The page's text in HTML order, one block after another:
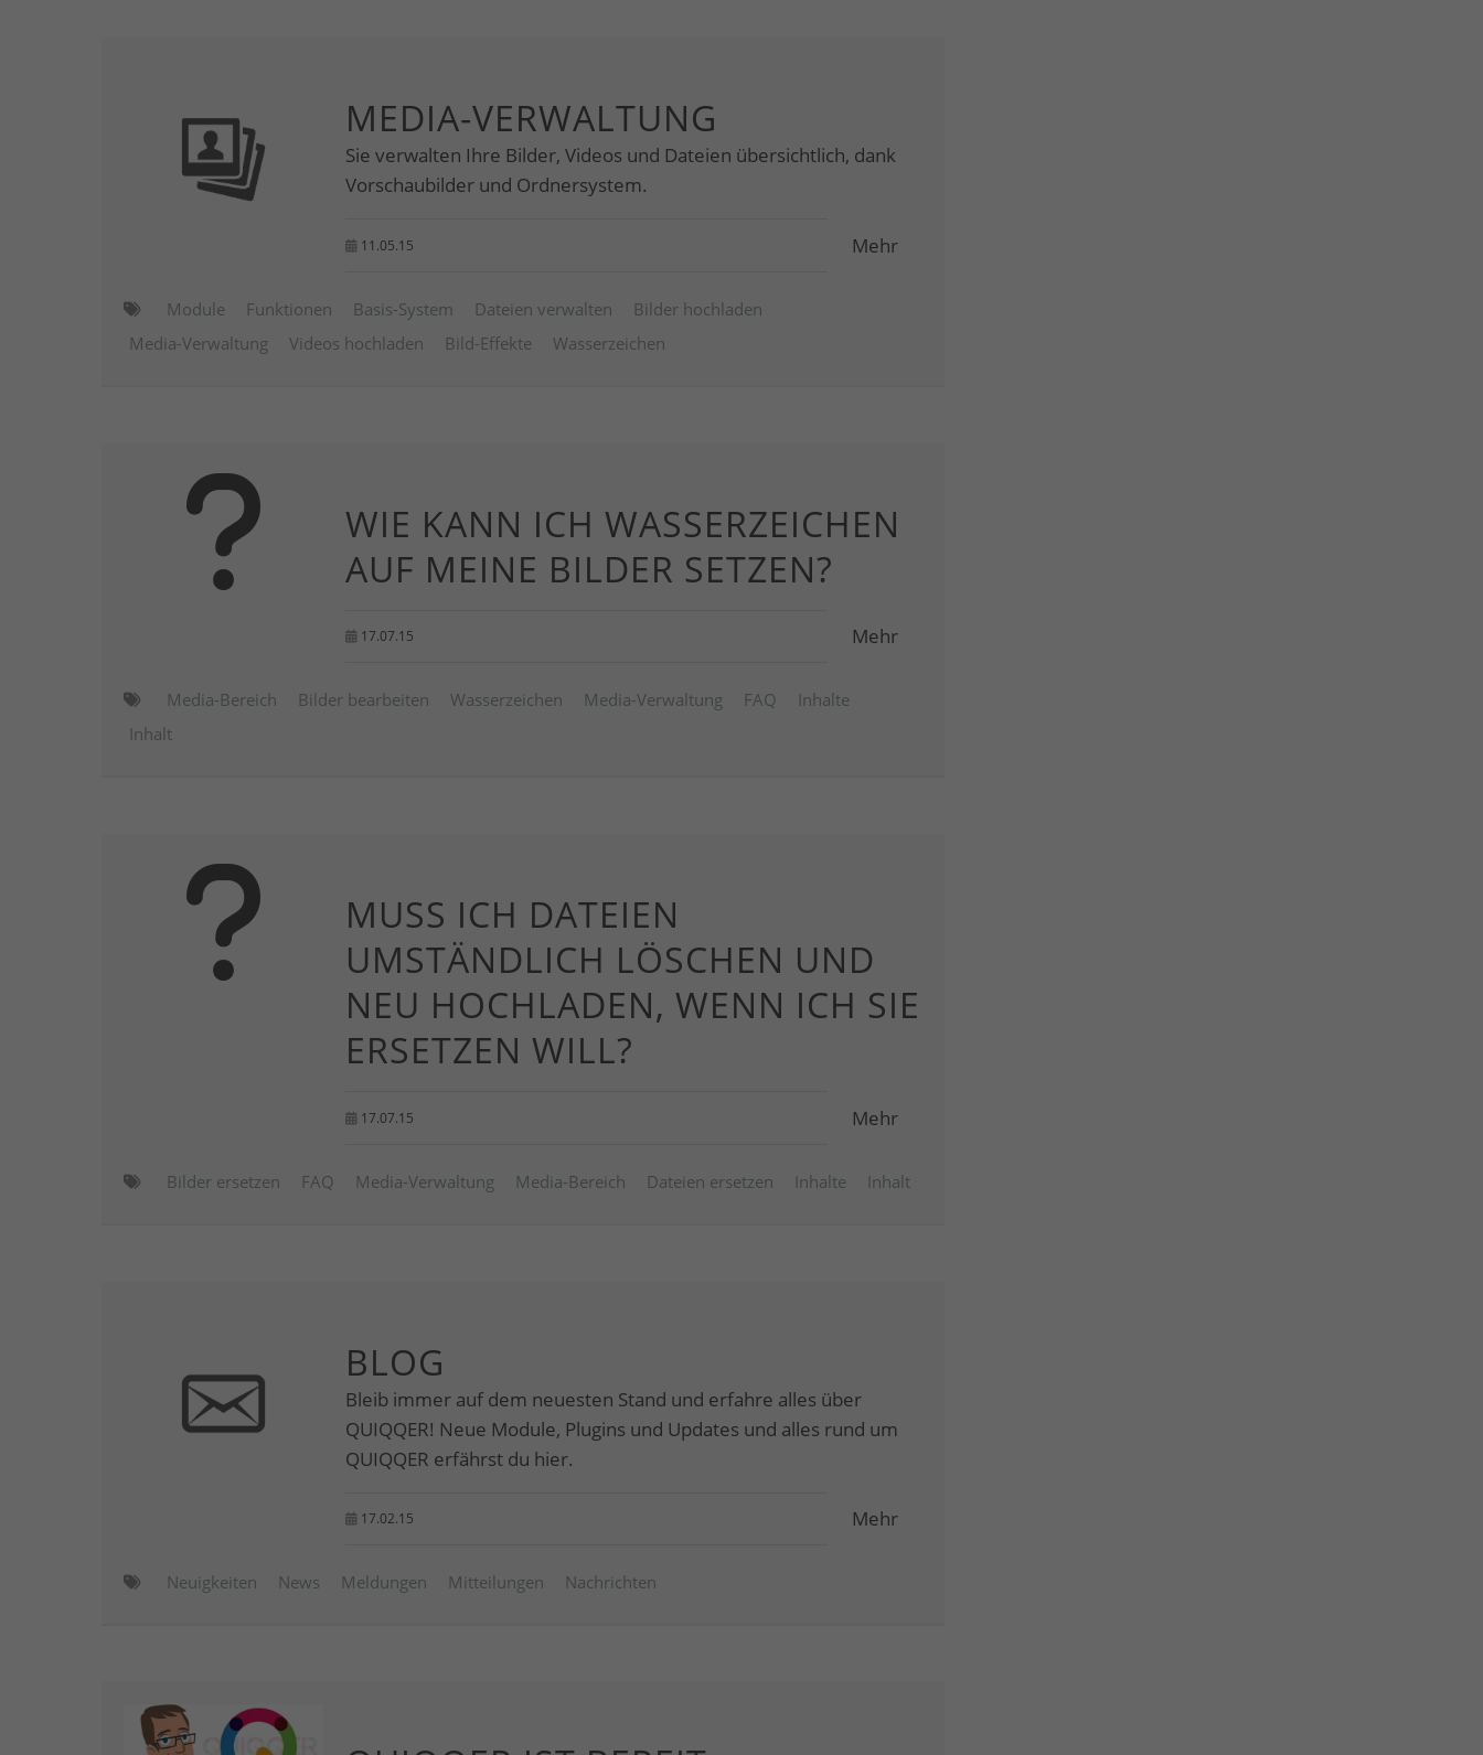
MEDIA-VERWALTUNG
Sie verwalten Ihre Bilder, Videos und Dateien übersichtlich, dank
Vorschaubilder und Ordnersystem.
11.05.15 Mehr
Module Funktionen Basis-System Dateien verwalten
Bilder hochladen
Media-Verwaltung
Videos hochladen Bild-Effekte Wasserzeichen
WIE KANN ICH WASSERZEICHEN
AUF MEINE BILDER SETZEN?
17.07.15 Mehr
Media-Bereich Bilder bearbeiten Wasserzeichen Media-Verwaltung FAQ
Inhalte
Inhalt
MUSS ICH DATEIEN
UMSTÄNDLICH LÖSCHEN UND
NEU HOCHLADEN, WENN ICH SIE
ERSETZEN WILL?
17.07.15 Mehr
Bilder ersetzen FAQ Media-Verwaltung Media-Bereich Dateien ersetzen Inhalte Inhalt
BLOG
Bleib immer auf dem neuesten Stand und erfahre alles über
QUIQQER! Neue Module, Plugins und Updates und alles rund um
QUIQQER erfährst du hier.
17.02.15 Mehr
Neuigkeiten News Meldungen Mitteilungen Nachrichten